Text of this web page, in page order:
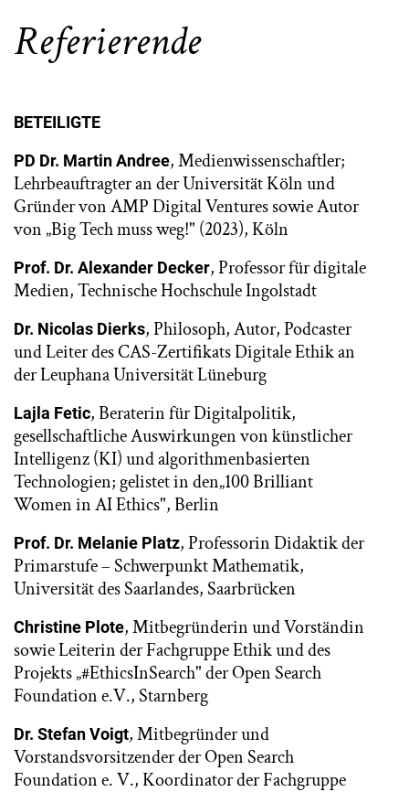
Referierende
BETEILIGTE
PD Dr. Martin Andree, Medienwissenschaftler;
Lehrbeauftragter an der Universität Köln und
Gründer von AMP Digital Ventures sowie Autor
von „Big Tech muss weg!" (2023), Köln
Prof. Dr. Alexander Decker, Professor für digitale
Medien, Technische Hochschule Ingolstadt
Dr. Nicolas Dierks, Philosoph, Autor, Podcaster
und Leiter des CAS-Zertifikats Digitale Ethik an
der Leuphana Universität Lüneburg
Lajla Fetic, Beraterin für Digitalpolitik,
gesellschaftliche Auswirkungen von künstlicher
Intelligenz (KI) und algorithmenbasierten
Technologien; gelistet in den„100 Brilliant
Women in AI Ethics", Berlin
Prof. Dr. Melanie Platz, Professorin Didaktik der
Primarstufe – Schwerpunkt Mathematik,
Universität des Saarlandes, Saarbrücken
Christine Plote, Mitbegründerin und Vorständin
sowie Leiterin der Fachgruppe Ethik und des
Projekts „#EthicsInSearch" der Open Search
Foundation e.V., Starnberg
Dr. Stefan Voigt, Mitbegründer und
Vorstandsvorsitzender der Open Search
Foundation e. V., Koordinator der Fachgruppe